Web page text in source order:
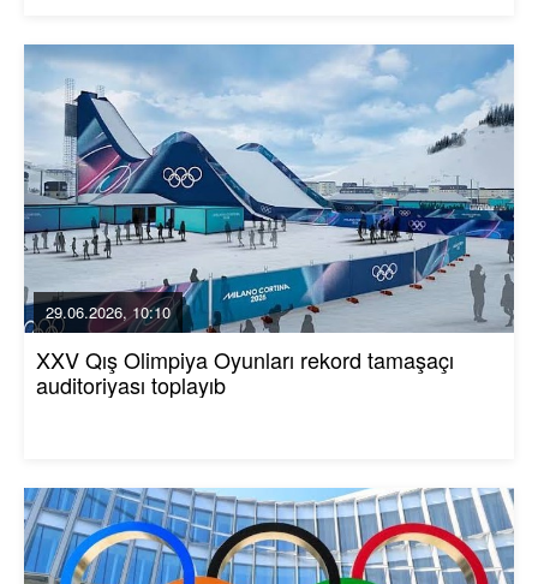
29.06.2026, 10:10
XXV Qış Olimpiya Oyunları rekord tamaşaçı
auditoriyası toplayıb